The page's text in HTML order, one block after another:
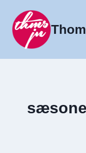
indhold